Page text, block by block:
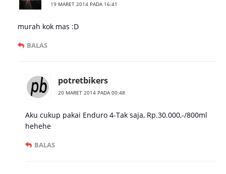
19 MARET 2014 PADA 16:41
murah kok mas :D
BALAS
potretbikers
20 MARET 2014 PADA 00:48
Aku cukup pakai Enduro 4-Tak saja, Rp.30.000,-/800ml
hehehe
BALAS